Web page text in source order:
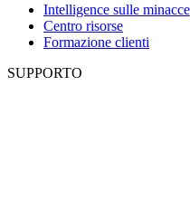
Intelligence sulle minacce
Centro risorse
Formazione clienti
SUPPORTO